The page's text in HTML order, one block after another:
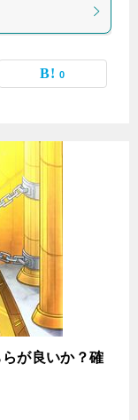
0
が良いか？確